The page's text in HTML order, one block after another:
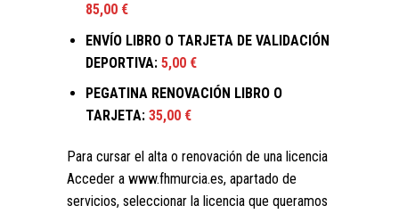
85,00 €
ENVÍO LIBRO O TARJETA DE VALIDACIÓN
DEPORTIVA: 5,00 €
PEGATINA RENOVACIÓN LIBRO O
TARJETA: 35,00 €
Para cursar el alta o renovación de una licencia
Acceder a www.fhmurcia.es, apartado de
servicios, seleccionar la licencia que queramos